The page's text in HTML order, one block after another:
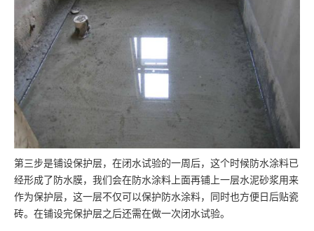
第三步是铺设保护层，在闭水试验的一周后，这个时候防水涂料已
经形成了防水膜，我们会在防水涂料上面再铺上一层水泥砂浆用来
作为保护层，这一层不仅可以保护防水涂料，同时也方便日后贴瓷
砖。在铺设完保护层之后还需在做一次闭水试验。